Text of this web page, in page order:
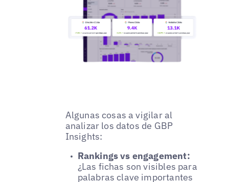
Algunas cosas a vigilar al
analizar los datos de GBP
Insights:
Rankings vs engagement:
¿Las fichas son visibles para
palabras clave importantes